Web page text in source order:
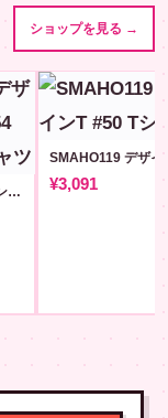
ショップを見る →
住まい119 前デザイン+背QR T #54 [sumai119] ¥3,091